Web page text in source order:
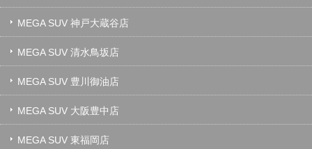
MEGA SUV 神戸大蔵谷店
MEGA SUV 清水鳥坂店
MEGA SUV 豊川御油店
MEGA SUV 大阪豊中店
MEGA SUV 東福岡店